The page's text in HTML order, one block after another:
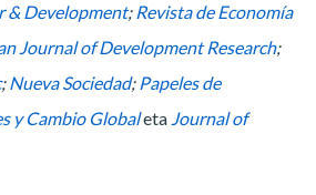
& Development; Revista de Economía
Journal of Development Research;
;Nueva Sociedad; Papeles de
y Cambio Globaleta Journal of